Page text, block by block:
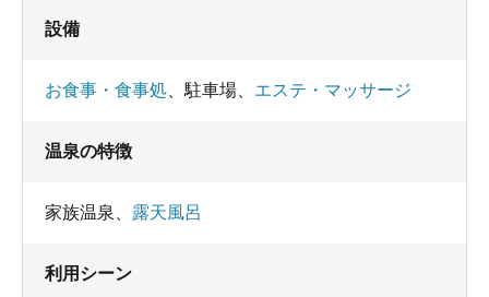
設備
お食事・食事処 駐車場 エステ・マッサージ
温泉の特徴
家族温泉 露天風呂
利用シーン